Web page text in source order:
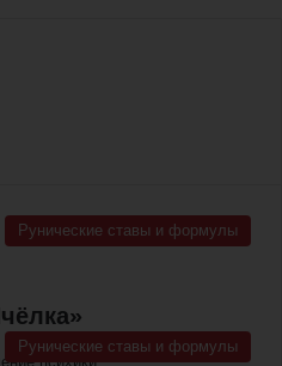
Рунические ставы и формулы
Рунические ставы и формулы